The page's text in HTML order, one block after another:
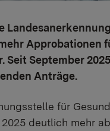
Approbationen
Seit September
Anträge.
für
deutlich mehr